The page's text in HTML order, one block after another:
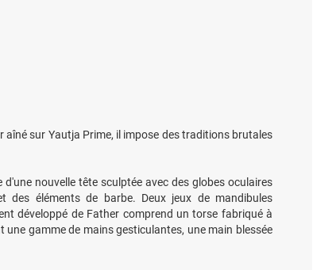
sur Yautja Prime, il impose des traditions brutales
nouvelle tête sculptée avec des globes oculaires
des éléments de barbe. Deux jeux de mandibules
développé de Father comprend un torse fabriqué à
gamme de mains gesticulantes, une main blessée